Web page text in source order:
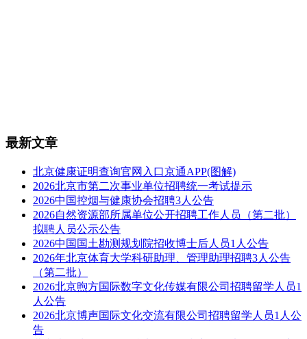
最新文章
北京健康证明查询官网入口京通APP(图解)
2026北京市第二次事业单位招聘统一考试提示
2026中国控烟与健康协会招聘3人公告
2026自然资源部所属单位公开招聘工作人员（第二批）
拟聘人员公示公告
2026中国国土勘测规划院招收博士后人员1人公告
2026年北京体育大学科研助理、管理助理招聘3人公告
（第二批）
2026北京煦方国际数字文化传媒有限公司招聘留学人员1
人公告
2026北京博声国际文化交流有限公司招聘留学人员1人公
告